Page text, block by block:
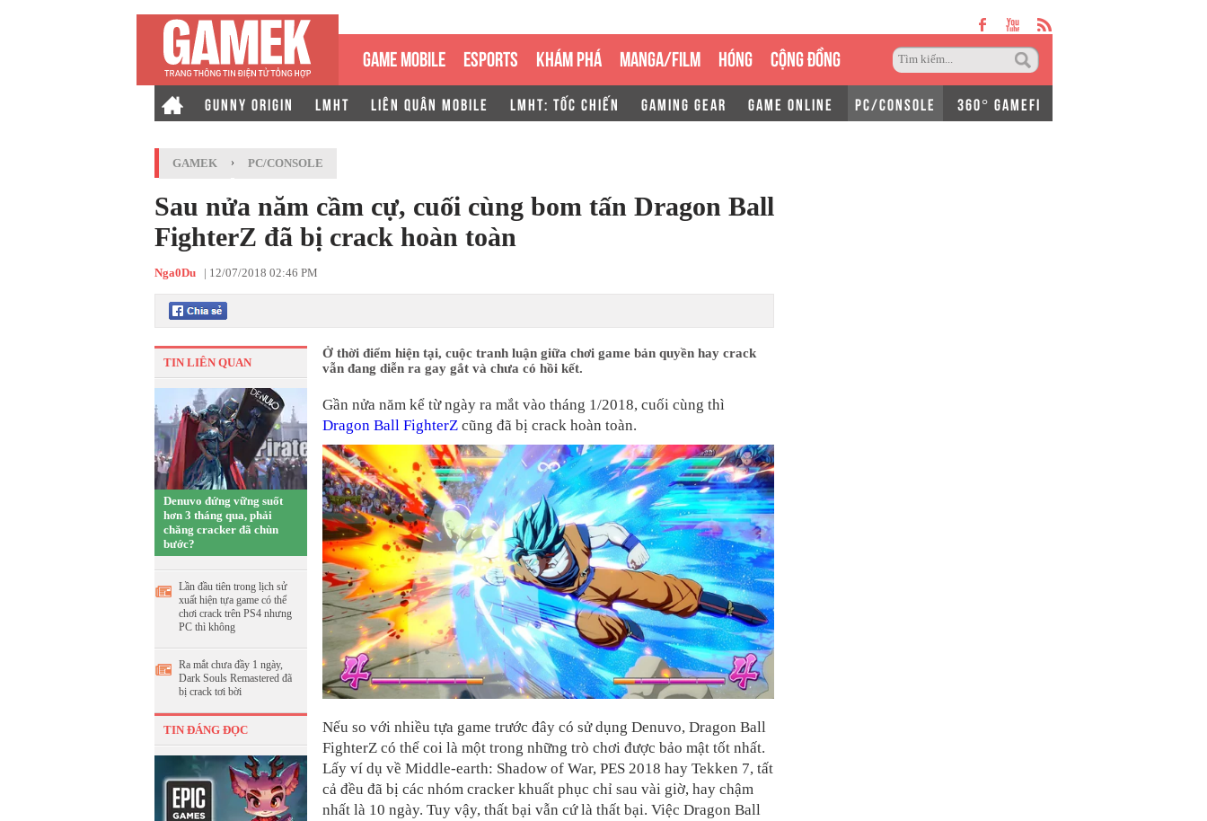
GAME MOBILE ESPORTS KHÁM PHÁ MANGA/FILM HÓNG CỘNG ĐỒNG
GUNNY ORIGIN LMHT LIÊN QUÂN MOBILE LMHT: TỐC CHIẾN GAMING GEAR GAME ONLINE PC/CONSOLE 360° GAMEFI
GAMEK › PC/CONSOLE
Sau nửa năm cầm cự, cuối cùng bom tấn Dragon Ball
FighterZ đã bị crack hoàn toàn
Nga0Du | 12/07/2018 02:46 PM
TIN LIÊN QUAN
Denuvo đứng vững suốt
hơn 3 tháng qua, phải
chăng cracker đã chùn
bước?
Lần đầu tiên trong lịch sử
xuất hiện tựa game có thể
chơi crack trên PS4 nhưng
PC thì không
Ra mắt chưa đầy 1 ngày,
Dark Souls Remastered đã
bị crack tơi bời
TIN ĐÁNG ĐỌC
Ở thời điểm hiện tại, cuộc tranh luận giữa chơi game bản quyền hay crack
vẫn đang diễn ra gay gắt và chưa có hồi kết.
Gần nửa năm kể từ ngày ra mắt vào tháng 1/2018, cuối cùng thì
Dragon Ball FighterZ cũng đã bị crack hoàn toàn.
Nếu so với nhiều tựa game trước đây có sử dụng Denuvo, Dragon Ball
FighterZ có thể coi là một trong những trò chơi được bảo mật tốt nhất.
Lấy ví dụ về Middle-earth: Shadow of War, PES 2018 hay Tekken 7, tất
cả đều đã bị các nhóm cracker khuất phục chỉ sau vài giờ, hay chậm
nhất là 10 ngày. Tuy vậy, thất bại vẫn cứ là thất bại. Việc Dragon Ball